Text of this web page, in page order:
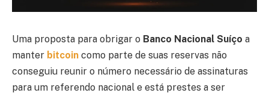
Uma proposta para obrigar o Banco Nacional Suíço a
manter bitcoin como parte de suas reservas não
conseguiu reunir o número necessário de assinaturas
para um referendo nacional e está prestes a ser